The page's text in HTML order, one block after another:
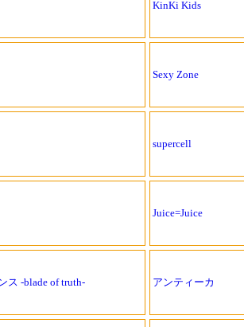
KinKi Kids
Sexy Zone
supercell
Juice=Juice
ス -blade of truth- アンティーカ